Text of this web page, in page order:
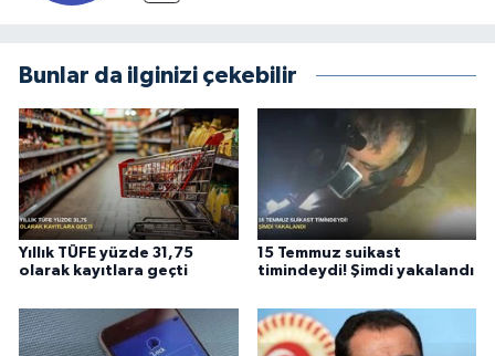
Bunlar da ilginizi çekebilir
Yıllık TÜFE yüzde 31,75
olarak kayıtlara geçti
15 Temmuz suikast
timindeydi! Şimdi yakalandı